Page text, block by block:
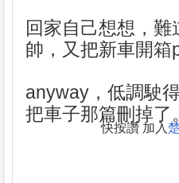
回家自己想想，
帥，又把新車開
anyway，低調駛
把車子那篇刪掉了。
快按讚 加入